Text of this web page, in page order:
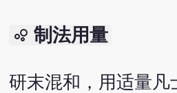
bubble_chart 制法用量
研末混和，用适量凡